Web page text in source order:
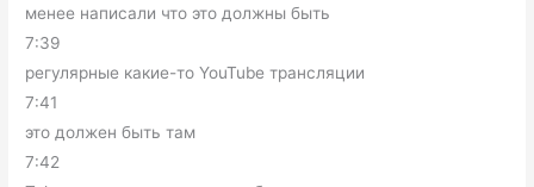
менее написали что это должны быть
7:39
регулярные какие-то YouTube трансляции
7:41
это должен быть там
7:42